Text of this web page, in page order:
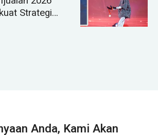
Strategi
Anda, Kami Akan